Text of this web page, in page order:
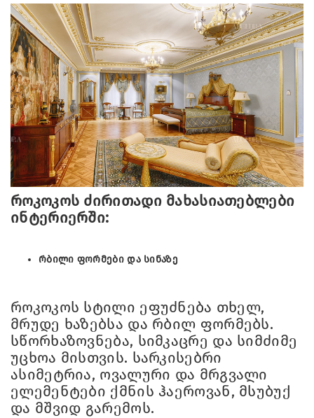
როკოკოს ძირითადი მახასიათებლები
ინტერიერში:
რბილი ფორმები და სინაზე
როკოკოს სტილი ეფუძნება თხელ,
მრუდე ხაზებსა და რბილ ფორმებს.
სწორხაზოვნება, სიმკაცრე და სიმძიმე
უცხოა მისთვის. სარკისებრი
ასიმეტრია, ოვალური და მრგვალი
ელემენტები ქმნის ჰაეროვან, მსუბუქ
და მშვიდ გარემოს.